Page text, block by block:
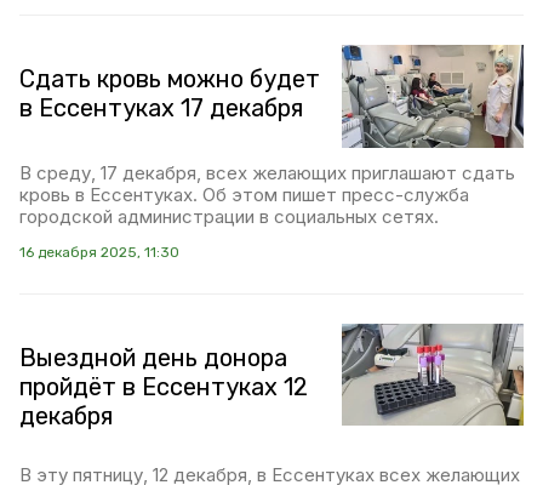
Сдать кровь можно будет
в Ессентуках 17 декабря
В среду, 17 декабря, всех желающих приглашают сдать
кровь в Ессентуках. Об этом пишет пресс-служба
городской администрации в социальных сетях.
16 декабря 2025, 11:30
Выездной день донора
пройдёт в Ессентуках 12
декабря
В эту пятницу, 12 декабря, в Ессентуках всех желающих